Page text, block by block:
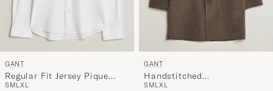
Regular Fit Jersey Pique
Shirt White
SMLXL
Handstitched
Wool/Cashmere Top Coat
SMLXL